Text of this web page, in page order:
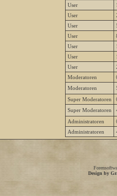
User
User
User
User
User
User
User
Moderatoren
Moderatoren
Super Moderatoren
Super Moderatoren
Administratoren
Administratoren
Design by